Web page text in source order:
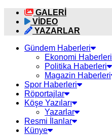
GALERİ
VİDEO
YAZARLAR
Gündem Haberleri
Ekonomi Haberleri
Politika Haberleri
Magazin Haberleri
Spor Haberleri
Röportajlar
Köşe Yazıları
Yazarlar
Resmi İlanlar
Künye